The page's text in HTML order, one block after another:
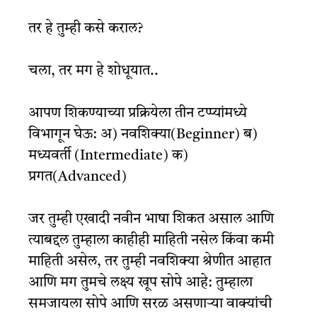
तर हे तुम्ही कसे कराल?
चला, तर मग हे शोधूयात..
आपण शिकण्याच्या प्रक्रियेला तीन टप्प्यांमध्ये
विभागून घेऊ: अ) नवशिक्या(Beginner) ब)
मध्यवर्ती (Intermediate) क)
प्रगत(Advanced)
जर तुम्ही एखादी नवीन भाषा शिकत असाल आणि
त्याबद्दल तुम्हाला काहीही माहिती नसेल किंवा कमी
माहिती असेल, तर तुम्ही नवशिक्या श्रेणीत आहात
आणि मग तुमचे लक्ष्य खूप सोपे आहे: तुम्हाला
समजायला सोपे आणि सरळ असणाऱ्या वाक्यांची